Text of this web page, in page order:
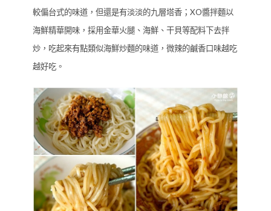
較偏台式的味道，但還是有淡淡的九層塔香；XO醬拌麵以
海鮮精華開味，採用金華火腿、海鮮、干貝等配料下去拌
炒，吃起來有點類似海鮮炒麵的味道，微辣的鹹香口味越吃
越好吃。